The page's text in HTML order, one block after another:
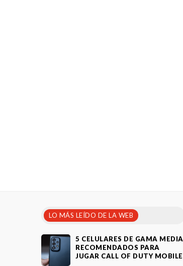
LO MÁS LEÍDO DE LA WEB
5 CELULARES DE GAMA MEDIA
RECOMENDADOS PARA
JUGAR CALL OF DUTY MOBILE